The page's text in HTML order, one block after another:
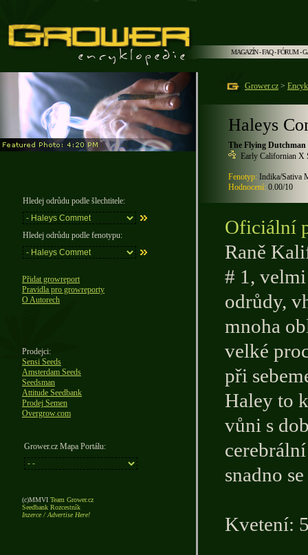
MAGAZÍN-FAQ-FÓRUM-
Hledej odrůdu podle šlechtitele:
Hledej odrůdu podle fenotypu:
Přidat growreport
Pravidla pro growreporty
O Autorech
Prodejci:
Sensi Seeds
Amsterdam Seeds
Seedsman
Attitude Seedbank
Prodej Semen
Overgrow.com
Grower.cz Mapa Portálu:
(c)MMVI Team Grower.cz
Seedbank Rozcestník
Inzerce / Advertise Here!
Grower.cz >
Haleys
The Flying Dutchman
Early Californian X
Fenotyp: Indika/Sativa
Hodnocení: 0.00/10
Oficiální
Raně
# 1,
odrůdy,
mnoha
velké
při
Haley to
vůni s
snadno
Kvetení: